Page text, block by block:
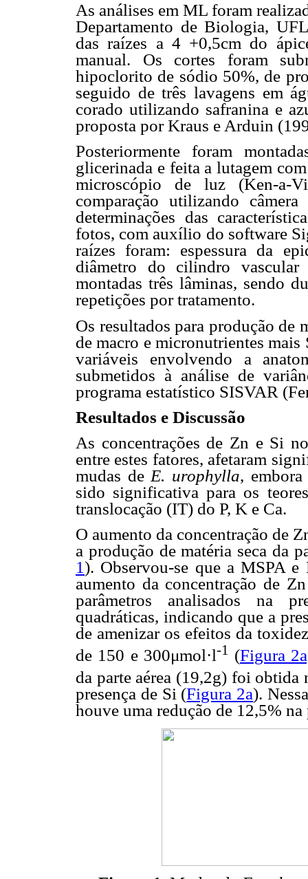
As análises em ML foram
Departamento de Biologia,
das raízes a 4 +0,5cm do
manual. Os cortes foram
hipoclorito de sódio 50%, de
seguido de três lavagens em
corado utilizando safranina e
proposta por Kraus e Arduin
Posteriormente foram
glicerinada e feita a lutagem
microscópio de luz (Ken-a-
comparação utilizando
determinações das
fotos, com auxílio do software
raízes foram: espessura da
diâmetro do cilindro vascular
montadas três lâminas, sendo
repetições por tratamento.
Os resultados para produção de
de macro e micronutrientes mais
variáveis envolvendo a
submetidos à análise de
programa estatístico SISVAR
Resultados e Discussão
As concentrações de Zn e Si
entre estes fatores, afetaram
mudas de E. urophylla,
sido significativa para os
translocação (IT) do P, K e Ca.
O aumento da concentração de
a produção de matéria seca da
1). Observou-se que a MSPA e
aumento da concentração de
parâmetros analisados na
quadráticas, indicando que a
de amenizar os efeitos da
de 150 e 300μmol·l-1 (Figura
da parte aérea (19,2g) foi obtida
presença de Si (Figura 2a).
houve uma redução de 12,5% na